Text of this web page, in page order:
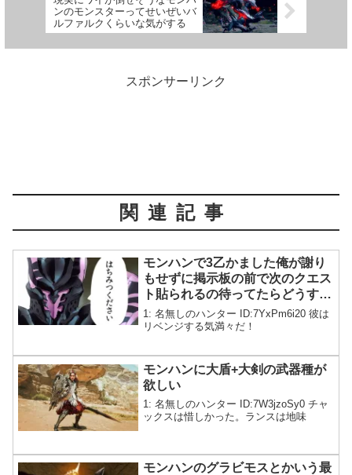
ンのモンスターってせいぜいバ
ルファルクくらいな気がする
スポンサーリンク
関連記事
モンハンで3乙かました俺が謝り
もせずに掲示板の前で次のクエス
ト貼られるの待ってたらどうす
る？
1: 名無しのハンター ID:7YxPm6i20 彼は
リベンジする気満々だ！
モンハンに大盾+大剣の武器種が
欲しい
1: 名無しのハンター ID:7W3jzoSy0 チャ
ックスは惜しかった。ランスは地味
モンハンのグラビモスとかいう最